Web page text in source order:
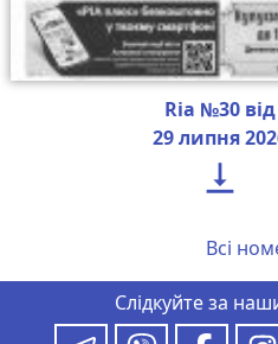
Ria №30 від
29 липня

Всі
Слідкуйте за